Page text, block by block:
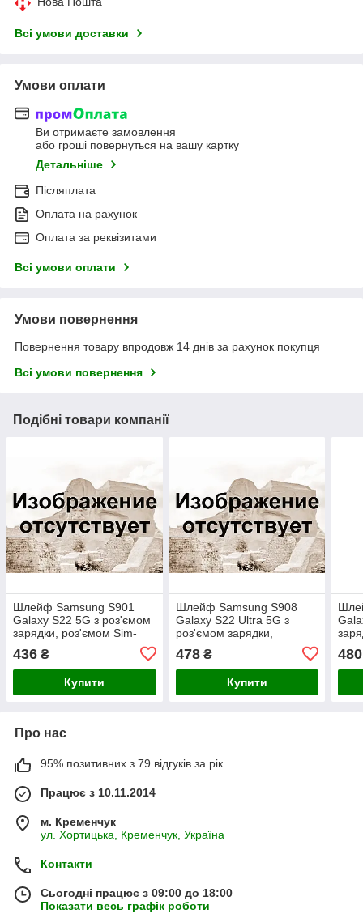
Всі умови доставки
Умови оплати
Ви отримаєте замовлення
або гроші повернуться на вашу картку
Детальніше
Післяплата
Оплата на рахунок
Оплата за реквізитами
Всі умови оплати
Умови повернення
Повернення товару впродовж 14 днів за рахунок покупця
Всі умови повернення
Подібні товари компанії
Шлейф Samsung S901
Galaxy S22 5G з роз'ємом
зарядки, роз'ємом Sim-
436 ₴
Купити
Шлейф Samsung S908
Galaxy S22 Ultra 5G з
роз'ємом зарядки,
478₴
Купити
480
Про нас
95% позитивних з 79 відгуків за рік
Працює з 10.11.2014
м. Кременчук
ул. Хортицька, Кременчук, Україна
Контакти
Сьогодні працює з 09:00 до 18:00
Показати весь графік роботи